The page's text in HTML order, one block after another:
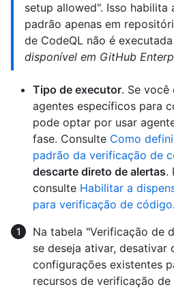
setup allowed". Isso habilita
padrão apenas em
de CodeQL não é
disponível em GitHub
Tipo de executor. Se você
agentes específicos para
pode optar por usar
fase. Consulte Como
padrão da verificação de
descarte direto de alertas.
consulte Habilitar a
para verificação de código.
Na tabela "Verificação de
se deseja ativar, desativar
configurações existentes
recursos de verificação de